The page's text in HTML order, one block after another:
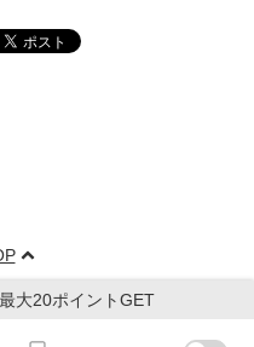
大20ポイントGET